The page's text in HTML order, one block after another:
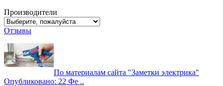
Производители
Отзывы
По материалам сайта "Заметки электрика"
Опубликовано: 22 Фе ..